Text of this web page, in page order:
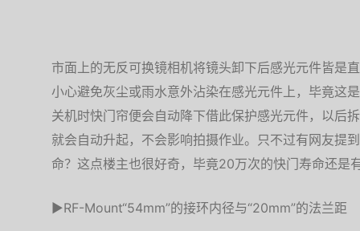
市面上的无反可换镜相机将镜头卸下后感光元件皆是
小心避免灰尘或雨水意外沾染在感光元件上，毕竟这
关机时快门帘便会自动降下借此保护感光元件，以后
就会自动升起，不会影响拍摄作业。只不过有网友提
命？这点楼主也很好奇，毕竟20万次的快门寿命还是
▶RF-Mount“54mm”的接环内径与“20mm”的法兰距